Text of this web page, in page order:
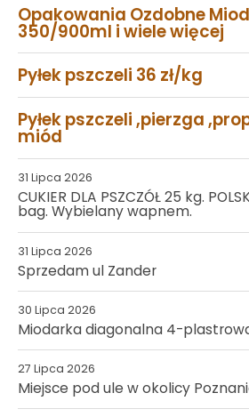
Opakowania Ozdobne
350/900ml i wiele więcej
Pyłek pszczeli 36 zł/kg
Pyłek pszczeli ,pierzga
miód
31 Lipca 2026
CUKIER DLA PSZCZÓŁ 25 kg.
bag. Wybielany wapnem.
31 Lipca 2026
Sprzedam ul Zander
30 Lipca 2026
Miodarka diagonalna 4-
27 Lipca 2026
Miejsce pod ule w okolicy